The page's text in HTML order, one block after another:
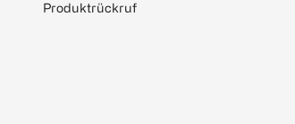
Produktrückruf